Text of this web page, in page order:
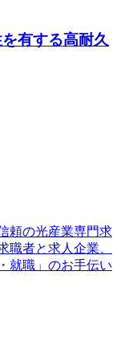
有する高耐久